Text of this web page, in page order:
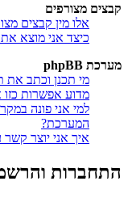
קבצים מצורפים
אלו מין קבצים
כיצד אני מוצא
מערכת phpBB
מי תכנן וכתב את
מדוע אפשרות
למי אני פונה
המערכת?
איך אני יוצר
התחברות